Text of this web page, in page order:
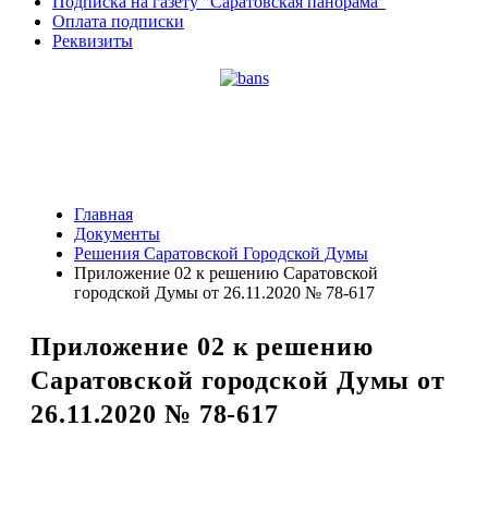
Оплата подписки
Реквизиты
Главная
Документы
Решения Саратовской Городской Думы
Приложение 02 к решению Саратовской
городской Думы от 26.11.2020 № 78-617
Приложение 02 к решению
Саратовской городской Думы от
26.11.2020 № 78-617